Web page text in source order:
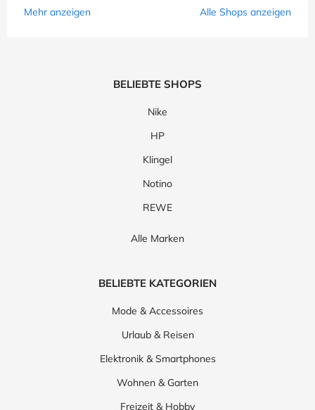
Mehr anzeigen
Alle Shops anzeigen
BELIEBTE SHOPS
Nike
HP
Klingel
Notino
REWE
Alle Marken
BELIEBTE KATEGORIEN
Mode & Accessoires
Urlaub & Reisen
Elektronik & Smartphones
Wohnen & Garten
Freizeit & Hobby